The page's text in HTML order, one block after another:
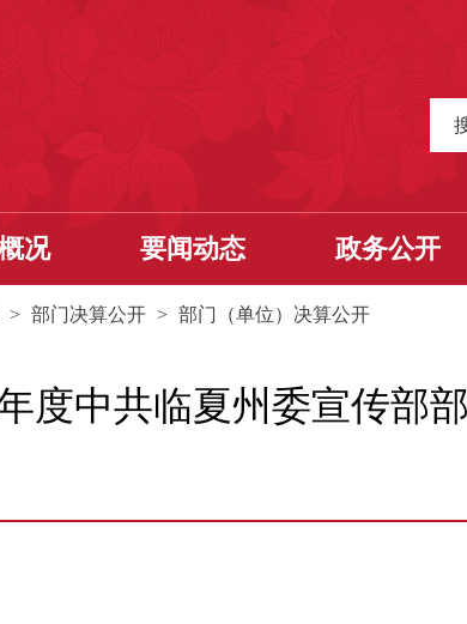
况 要闻动态 政务公开
> 部门决算公开 > 部门（单位）决算公开
度中共临夏州委宣传部